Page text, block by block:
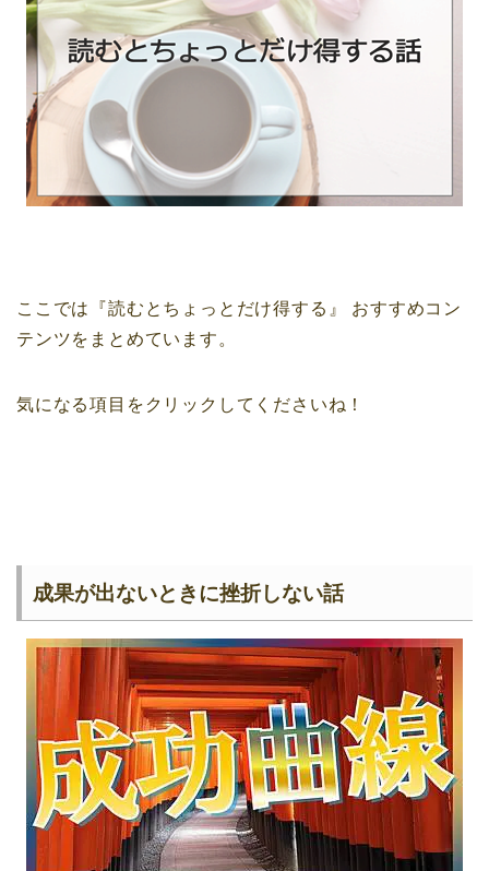
ここでは『読むとちょっとだけ得する』
おすすめコン
テンツをまとめています。
気になる項目をクリックしてくださいね！
成果が出ないときに挫折しない話